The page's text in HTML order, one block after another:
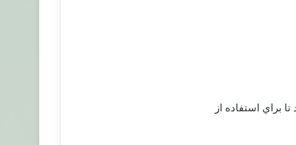
براي استفاده از